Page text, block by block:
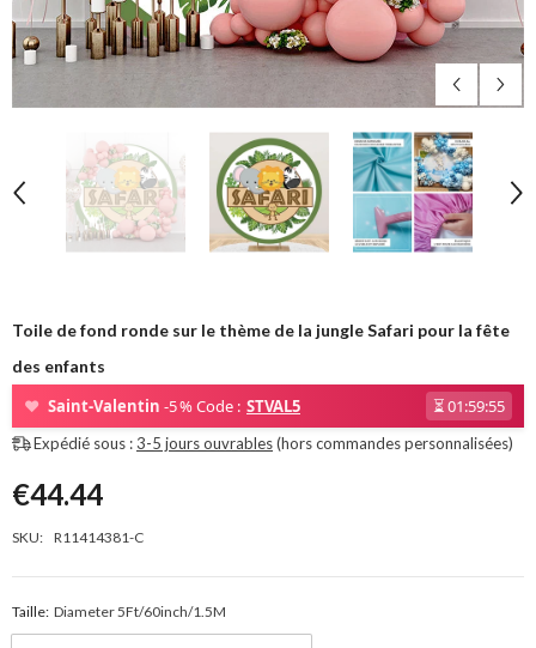
Toile de fond ronde sur le thème de la jungle Safari pour la fête
des enfants
❤ Saint-Valentin -5 % Code : STVAL5 ⏳01:59:53
Expédié sous :3-5 jours ouvrables(hors commandes personnalisées)
€44.44
SKU: R11414381-C
Taille: Diameter 5Ft/60inch/1.5M